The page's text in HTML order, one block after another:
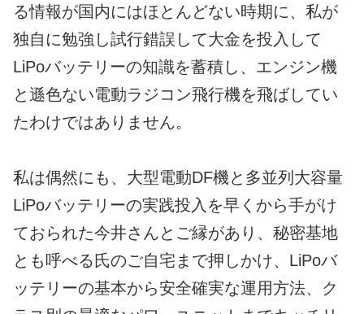
る情報が国内にはほとんどない時期に、私が
独自に勉強し試行錯誤して大金を投入して
LiPoバッテリーの知識を蓄積し、エンジン機
と遜色ない電動ラジコン飛行機を飛ばしてい
たわけではありません。
私は偶然にも、大型電動DF機と多並列大容量
LiPoバッテリーの実践投入を早くから手がけ
ておられた今井さんとご縁があり、秘密基地
とも呼べる氏のご自宅まで押しかけ、LiPoバ
ッテリーの基本から安全確実な運用方法、ク